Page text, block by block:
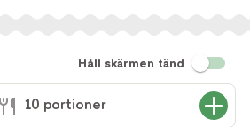
Håll skärmen tänd
10 portioner